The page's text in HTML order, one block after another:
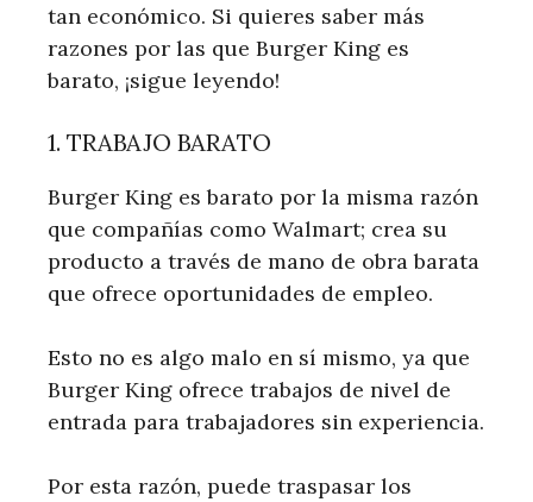
tan económico. Si quieres saber más
razones por las que Burger King es
barato, ¡sigue leyendo!
1. TRABAJO BARATO
Burger King es barato por la misma razón
que compañías como Walmart; crea su
producto a través de mano de obra barata
que ofrece oportunidades de empleo.
Esto no es algo malo en sí mismo, ya que
Burger King ofrece trabajos de nivel de
entrada para trabajadores sin experiencia.
Por esta razón, puede traspasar los